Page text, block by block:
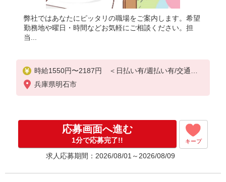
弊社ではあなたにピッタリの職場をご案内します。希望
勤務地や曜日・時間などお気軽にご相談ください。担
当...
時給1550円〜2187円 ＜日払い有/週払い有/交通費
全支給(ガソリン代含む)＞
兵庫県明石市
応募画面へ進む
1分で応募完了!! キープ
求人応募期間：2026/08/01～2026/08/09